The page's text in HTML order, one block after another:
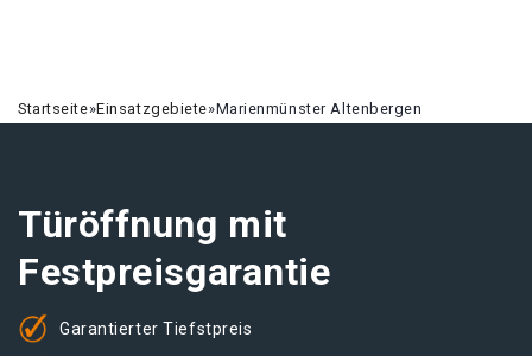
Startseite»Einsatzgebiete»Marienmünster Altenbergen
Türöffnung mit
Festpreisgarantie
Garantierter Tiefstpreis